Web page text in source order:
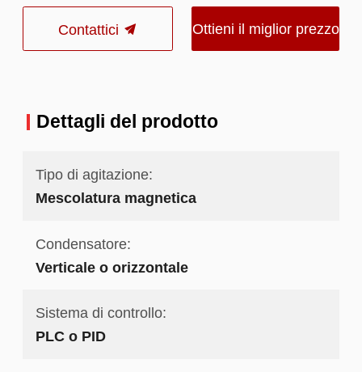
Contattici Ottieni il miglior prezzo
Dettagli del prodotto
Tipo di agitazione:
Mescolatura magnetica
Condensatore:
Verticale o orizzontale
Sistema di controllo:
PLC o PID